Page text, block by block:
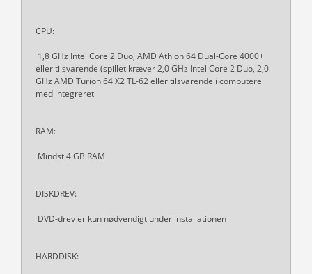
CPU:
1,8 GHz Intel Core 2 Duo, AMD Athlon 64 Dual-Core 4000+
eller tilsvarende (spillet kræver 2,0 GHz Intel Core 2 Duo, 2,0
GHz AMD Turion 64 X2 TL-62 eller tilsvarende i computere
med integreret
RAM:
Mindst 4 GB RAM
DISKDREV:
DVD-drev er kun nødvendigt under installationen
HARDDISK: